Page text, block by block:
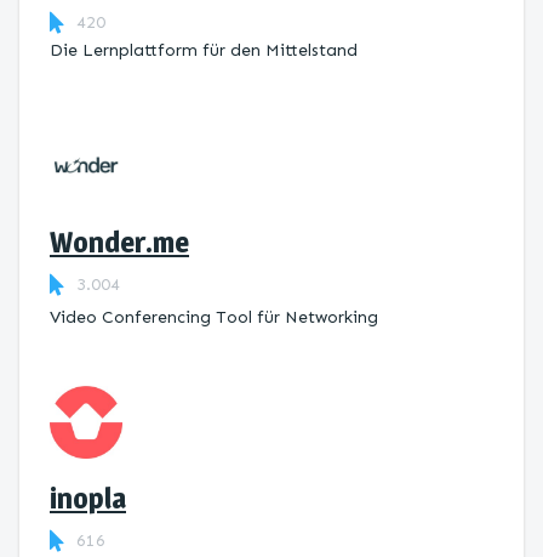
420
Die Lernplattform ​für den Mittelstand
Wonder.me
3.004
Video Conferencing Tool für Networking
inopla
616